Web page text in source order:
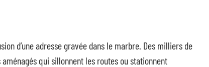
d’une adresse gravée dans le marbre. Des milliers de
qui sillonnent les routes ou stationnent